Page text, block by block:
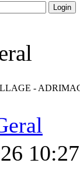
- ADRIMAG
10:27